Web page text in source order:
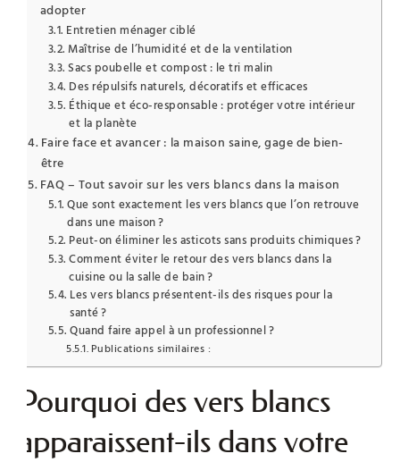
adopter
Entretien ménager ciblé
Maîtrise de l’humidité et de la ventilation
Sacs poubelle et compost : le tri malin
Des répulsifs naturels, décoratifs et efficaces
Éthique et éco-responsable : protéger votre intérieur
et la planète
Faire face et avancer : la maison saine, gage de bien-
être
FAQ – Tout savoir sur les vers blancs dans la maison
Que sont exactement les vers blancs que l’on retrouve
dans une maison ?
Peut-on éliminer les asticots sans produits chimiques ?
Comment éviter le retour des vers blancs dans la
cuisine ou la salle de bain ?
Les vers blancs présentent-ils des risques pour la
santé ?
Quand faire appel à un professionnel ?
Publications similaires :
Pourquoi des vers blancs
apparaissent-ils dans votre